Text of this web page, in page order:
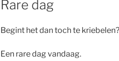
Rare dag
Begint het dan toch te kriebelen?
Een rare dag vandaag.